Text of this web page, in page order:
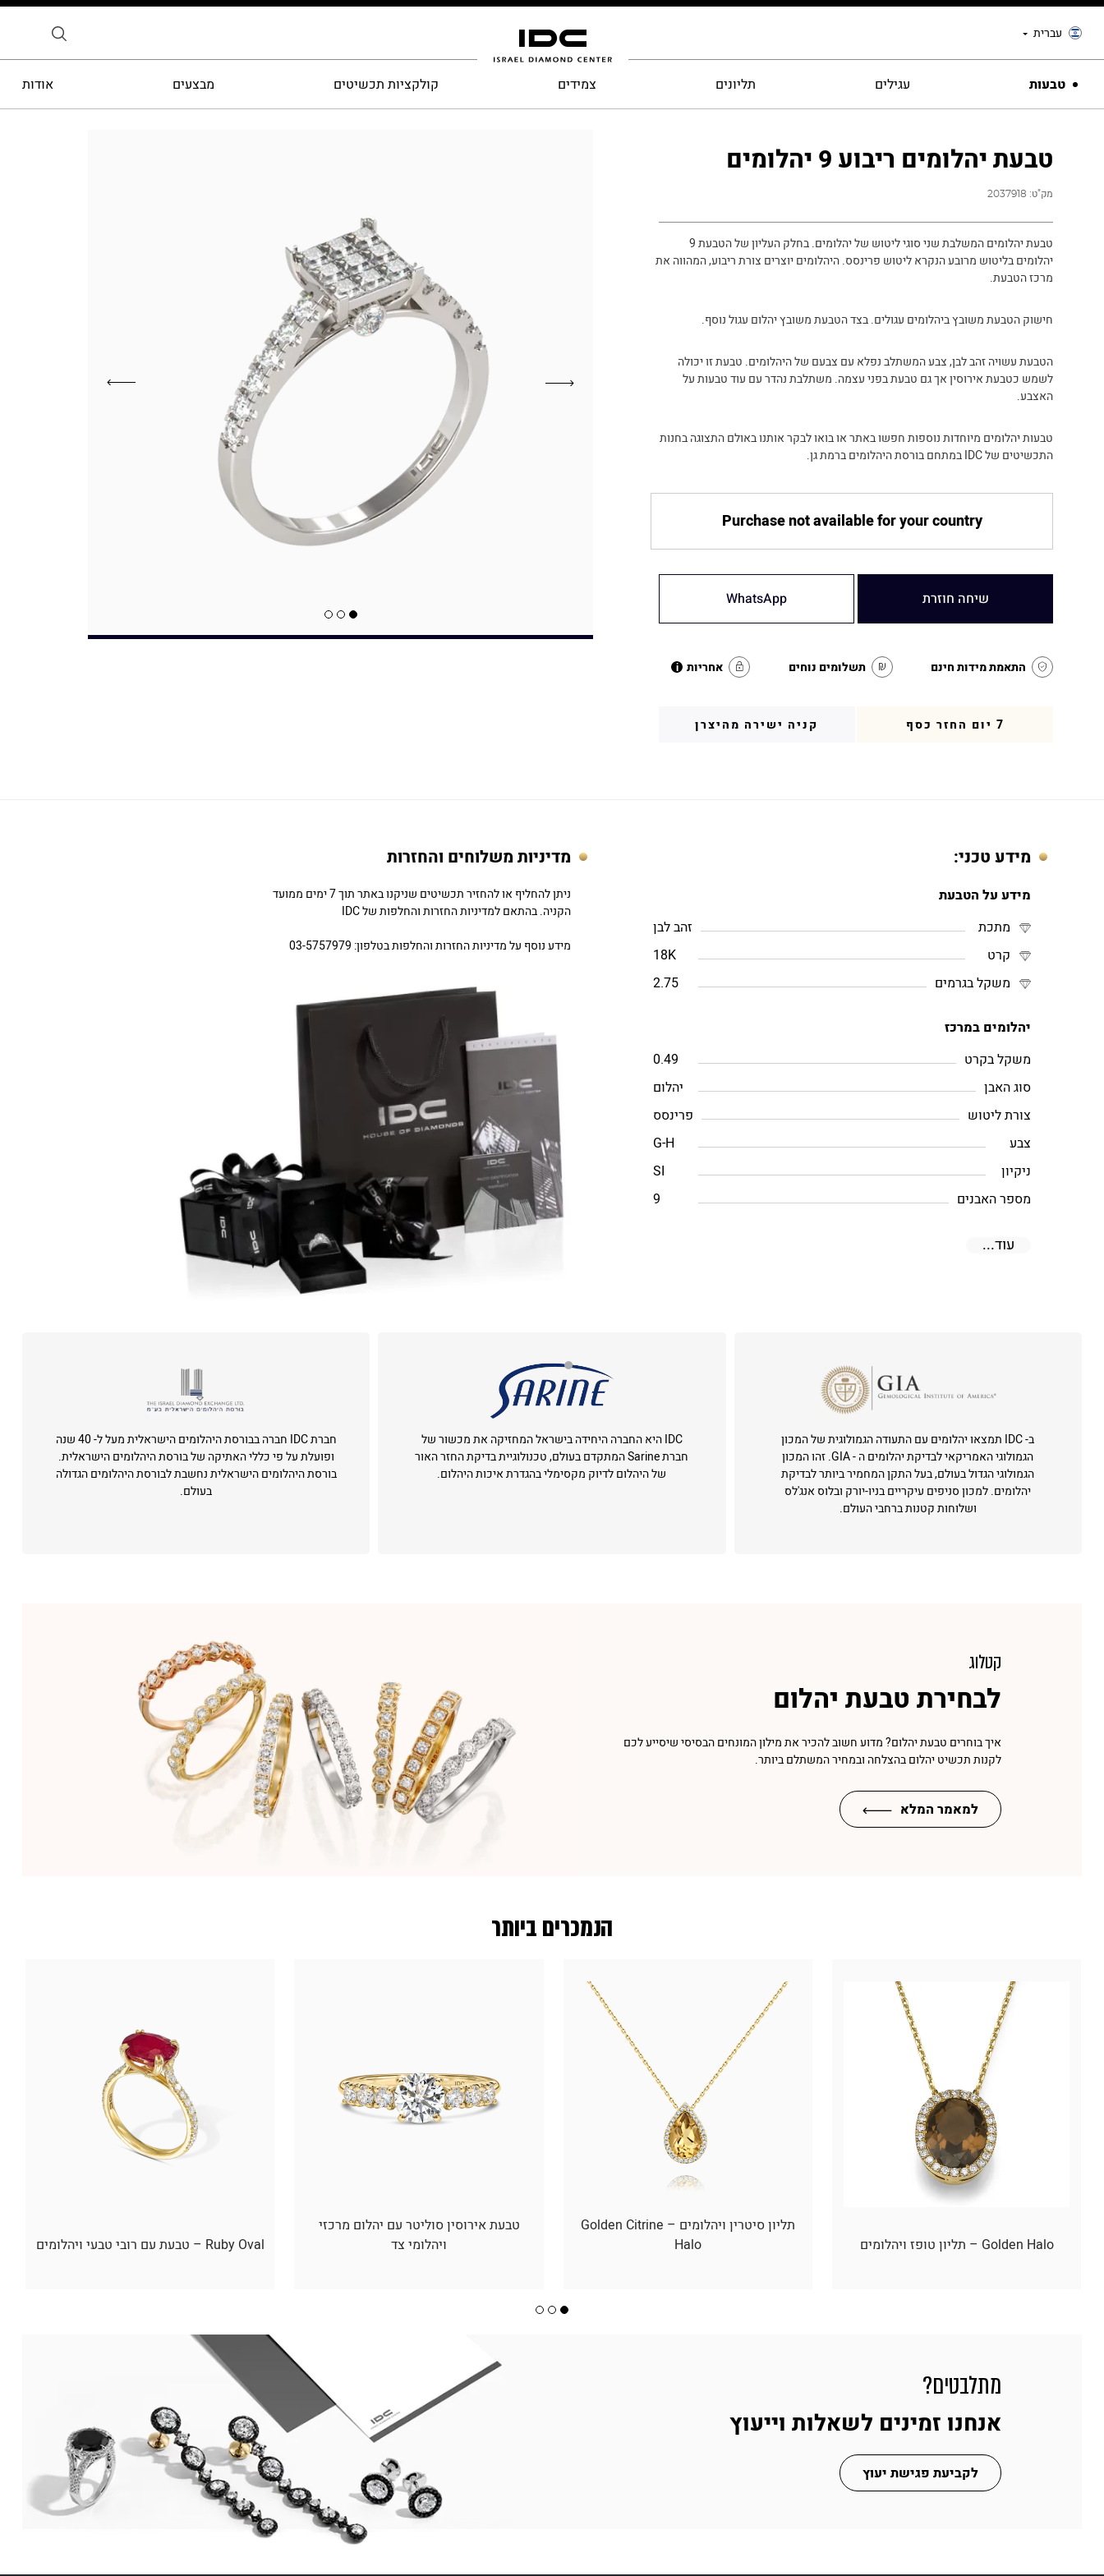
עברית
טבעות עגילים תליונים צמידים קולקציות תכשיטים מבצעים אודות
טבעת יהלומים ריבוע 9 יהלומים
מק"ט: 2037918
טבעת יהלומים המשלבת שני סוגי ליטוש של יהלומים. בחלק העליון של הטבעת 9
יהלומים בליטוש מרובע הנקרא ליטוש פרינסס. היהלומים יוצרים צורת ריבוע, המהווה את
מרכז הטבעת.
חישוק הטבעת משובץ ביהלומים עגולים. בצד הטבעת משובץ יהלום עגול נוסף.
הטבעת עשויה זהב לבן, צבע המשתלב נפלא עם צבעם של היהלומים. טבעת זו יכולה
לשמש כטבעת אירוסין אך גם טבעת בפני עצמה. משתלבת נהדר עם עוד טבעות על
האצבע.
טבעות יהלומים מיוחדות נוספות חפשו באתר או בואו לבקר אותנו באולם התצוגה בחנות
התכשיטים של IDC במתחם בורסת היהלומים ברמת גן.
Purchase not available for your country
שיחה חוזרת WhatsApp
התאמת מידות חינם תשלומים נוחים אחריות i
7 יום החזר כסף קניה ישירה מהיצרן
מידע טכני:
מידע על הטבעת
מתכת
זהב לבן
קרט
18K
משקל בגרמים
2.75
יהלומים במרכז
משקל בקרט
0.49
סוג האבן
יהלום
צורת ליטוש
פרינסס
צבע
G-H
ניקיון
SI
מספר האבנים
9
עוד...
מדיניות משלוחים והחזרות
ניתן להחליף או להחזיר תכשיטים שניקנו באתר תוך 7 ימים ממועד
הקניה. בהתאם למדיניות החזרות והחלפות של IDC
מידע נוסף על מדיניות החזרות והחלפות בטלפון: 03-5757979
ב- IDC תמצאו יהלומים עם התעודה הגמולוגית של המכון
הגמולוגי האמריקאי לבדיקת יהלומים ה - GIA. זהו המכון
הגמולוגי הגדול בעולם, בעל התקן המחמיר ביותר לבדיקת
יהלומים. למכון סניפים עיקריים בניו-יורק ובלוס אנג'לס
ושלוחות קטנות ברחבי העולם.
IDC היא החברה היחידה בישראל המחזיקה את מכשור של
חברת Sarine המתקדם בעולם, טכנולוגיית בדיקת החזר האור
של היהלום לדיוק מקסימלי בהגדרת איכות היהלום.
חברת IDC חברה בבורסת היהלומים הישראלית מעל ל- 40 שנה
ופועלת על פי כללי האתיקה של בורסת היהלומים הישראלית.
בורסת היהלומים הישראלית נחשבת לבורסת היהלומים הגדולה
בעולם.
קטלוג
לבחירת טבעת יהלום
איך בוחרים טבעת יהלום? מדוע חשוב להכיר את מילון המונחים הבסיסי שיסייע לכם
לקנות תכשיט יהלום בהצלחה ובמחיר המשתלם ביותר.
למאמר המלא
הנמכרים ביותר
Golden Halo – תליון טופז ויהלומים
תליון סיטרין ויהלומים – Golden Citrine
Halo
טבעת אירוסין סוליטר עם יהלום מרכזי
ויהלומי צד
Ruby Oval – טבעת עם רובי טבעי ויהלומים
מתלבטים?
אנחנו זמינים לשאלות וייעוץ
לקביעת פגישת יעוץ